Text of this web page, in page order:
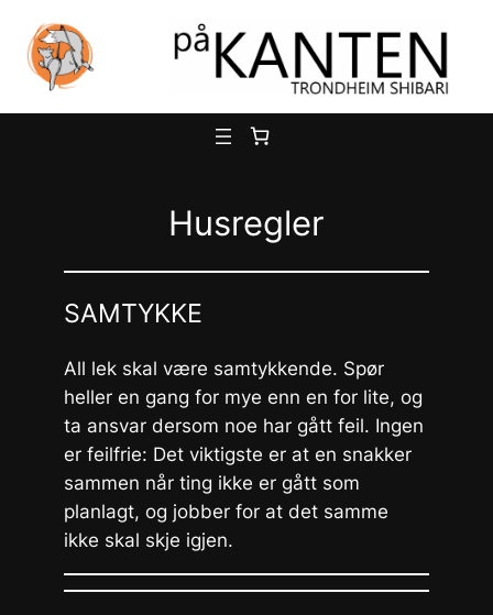
innhold
Husregler
SAMTYKKE
All lek skal være samtykkende. Spør
heller en gang for mye enn en for lite, og
ta ansvar dersom noe har gått feil. Ingen
er feilfrie: Det viktigste er at en snakker
sammen når ting ikke er gått som
planlagt, og jobber for at det samme
ikke skal skje igjen.